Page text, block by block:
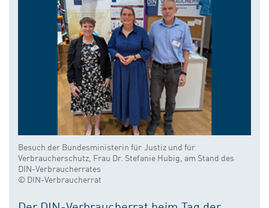
Besuch der Bundesministerin für Justiz und für
Verbraucherschutz, Frau Dr. Stefanie Hubig, am Stand des
DIN-Verbraucherrates
© DIN-Verbraucherrat